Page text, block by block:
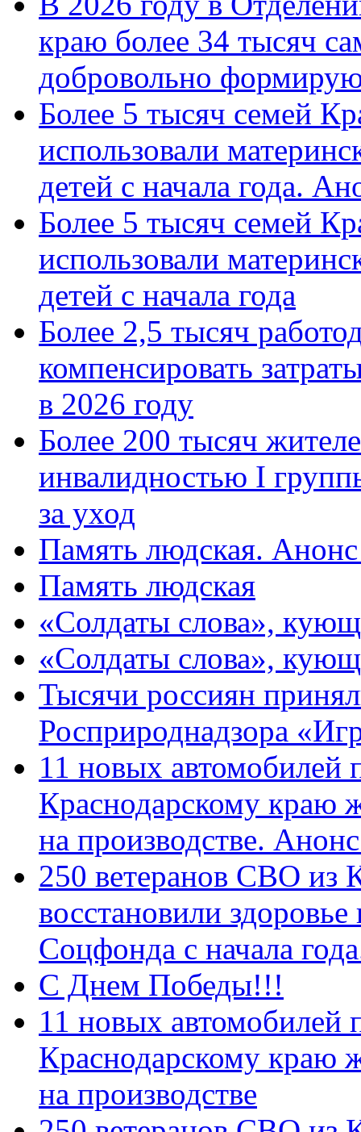
краю более 34 тысяч
добровольно
Более 5 тысяч семей
использовали
детей с начала года.
Более 5 тысяч семей
использовали
детей с начала года
Более 2,5 тысяч
компенсировать
в 2026 году
Более 200 тысяч
инвалидностью I
за уход
Память людская.
Память людская
«Солдаты слова»,
«Солдаты слова»,
Тысячи россиян
Росприроднадзора
11 новых автомобилей
Краснодарскому краю
на производстве.
250 ветеранов СВО из
восстановили
Соцфонда с начала
С Днем Победы!!!
11 новых автомобилей
Краснодарскому краю
на производстве